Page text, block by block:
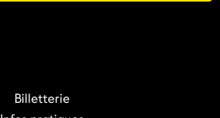
Billetterie